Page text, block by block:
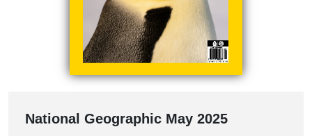
National Geographic May 2025